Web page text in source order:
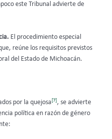
este Tribunal advierte de
El procedimiento especial
reúne los requisitos previstos
del Estado de Michoacán.
por la quejosa[7], se advierte
política en razón de género